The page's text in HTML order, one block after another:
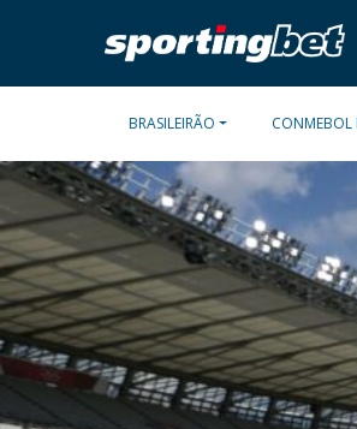
BRASILEIRÃO CONMEBOL